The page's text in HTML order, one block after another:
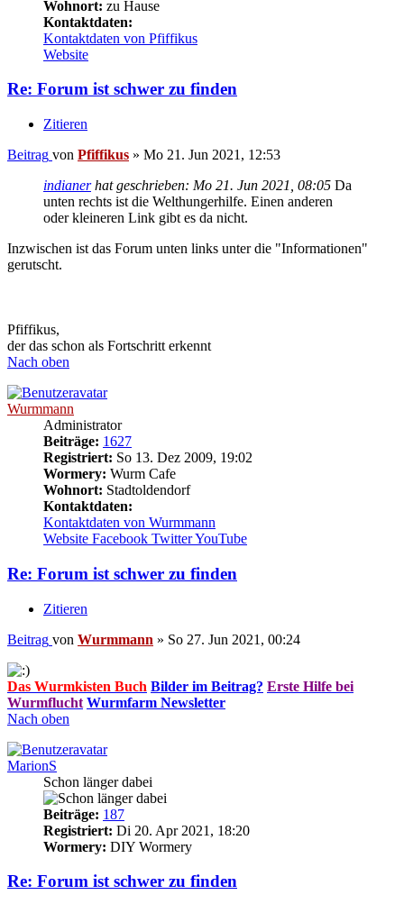
Wohnort: zu Hause
Kontaktdaten:
Kontaktdaten von Pfiffikus
Website
Re: Forum ist schwer zu finden
Zitieren
Beitrag von Pfiffikus » Mo 21. Jun 2021, 12:53
indianerhat geschrieben: Mo 21. Jun 2021, 08:05 Da
unten rechts ist die Welthungerhilfe. Einen anderen
oder kleineren Link gibt es da nicht.
Inzwischen ist das Forum unten links unter die "Informationen"
gerutscht.
Pfiffikus,
der das schon als Fortschritt erkennt
Nach oben
Wurmmann
Administrator
Beiträge: 1627
Registriert: So 13. Dez 2009, 19:02
Wormery: Wurm Cafe
Wohnort: Stadtoldendorf
Kontaktdaten:
Kontaktdaten von Wurmmann
Website Facebook TwitterYouTube
Re: Forum ist schwer zu finden
Zitieren
Beitrag von Wurmmann » So 27. Jun 2021, 00:24
Das Wurmkisten Buch Bilder im Beitrag? Erste Hilfe bei
Wurmflucht Wurmfarm Newsletter
Nach oben
MarionS
Schon länger dabei
Beiträge: 187
Registriert: Di 20. Apr 2021, 18:20
Wormery: DIY Wormery
Re: Forum ist schwer zu finden